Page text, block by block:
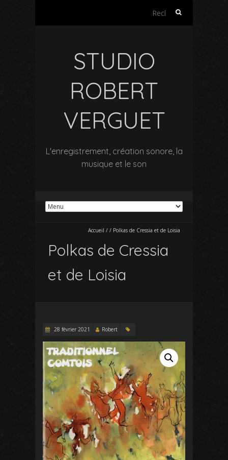
Rechercher :
STUDIO
ROBERT
VERGUET
L'enregistrement, création sonore, la
musique et le son
Accueil / / Polkas de Cressia et de Loisia
Polkas de Cressia
et de Loisia
28 février 2021 Robert